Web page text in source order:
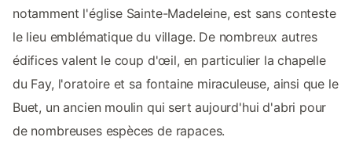
notamment l'église Sainte-Madeleine, est sans conteste
le lieu emblématique du village. De nombreux autres
édifices valent le coup d'œil, en particulier la chapelle
du Fay, l'oratoire et sa fontaine miraculeuse, ainsi que le
Buet, un ancien moulin qui sert aujourd'hui d'abri pour
de nombreuses espèces de rapaces.